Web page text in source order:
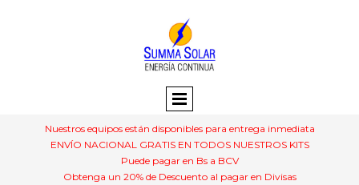
Nuestros equipos están disponibles para entrega inmediata
ENVÍO NACIONAL GRATIS EN TODOS NUESTROS KITS
Puede pagar en Bs a BCV
Obtenga un 20% de Descuento al pagar en Divisas